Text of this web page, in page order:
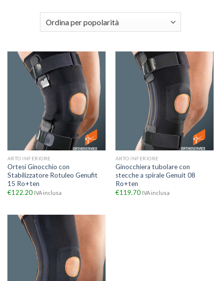
ARTO INFERIORE
Ortesi Ginocchio con
Stabilizzatore Rotuleo Genufit
15 Ro+ten
€122.20 IVA inclusa
ARTO INFERIORE
Ginocchiera tubolare con
stecche a spirale Genuit 08
Ro+ten
€119.70 IVA inclusa